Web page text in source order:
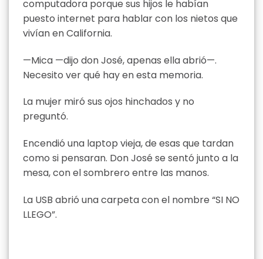
computadora porque sus hijos le habían
puesto internet para hablar con los nietos que
vivían en California.
—Mica —dijo don José, apenas ella abrió—.
Necesito ver qué hay en esta memoria.
La mujer miró sus ojos hinchados y no
preguntó.
Encendió una laptop vieja, de esas que tardan
como si pensaran. Don José se sentó junto a la
mesa, con el sombrero entre las manos.
La USB abrió una carpeta con el nombre “SI NO
LLEGO”.